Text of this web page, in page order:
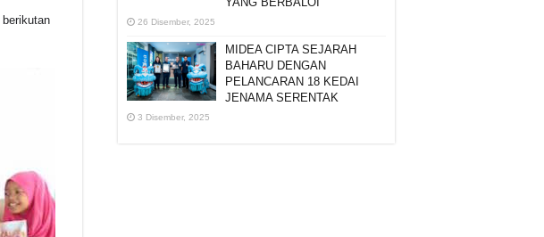
26 Disember, 2025
MIDEA CIPTA SEJARAH
BAHARU DENGAN
PELANCARAN 18 KEDAI
JENAMA SERENTAK
3 Disember, 2025